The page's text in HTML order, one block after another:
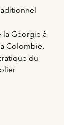
la Géorgie à
Colombie,
du